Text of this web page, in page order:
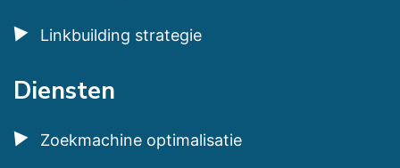
Linkbuilding strategie
Diensten
Zoekmachine optimalisatie